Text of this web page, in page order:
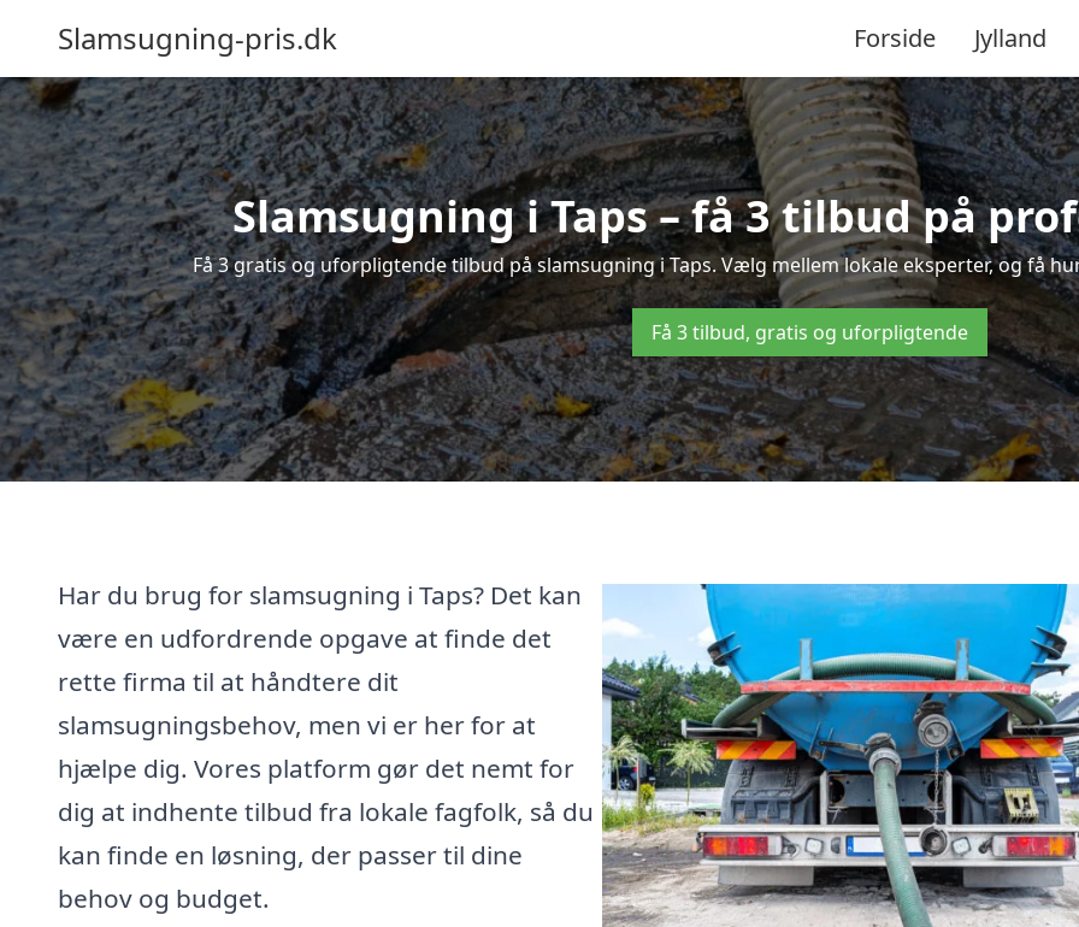
Slamsugning-pris.dk Forside Jylland
Slamsugning i Taps – få 3 tilbud på
Få 3 gratis og uforpligtende tilbud på slamsugning i Taps. Vælg mellem lokale eksperter, og få
Få 3 tilbud, gratis og uforpligtende
Har du brug for slamsugning i Taps? Det kan
være en udfordrende opgave at finde det
rette firma til at håndtere dit
slamsugningsbehov, men vi er her for at
hjælpe dig. Vores platform gør det nemt for
dig at indhente tilbud fra lokale fagfolk, så du
kan finde en løsning, der passer til dine
behov og budget.